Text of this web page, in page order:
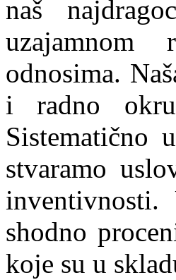
naš
uzajamnom
odnosima.
i radno
Sistematično
stvaramo
inventivnosti.
shodno
koje su u